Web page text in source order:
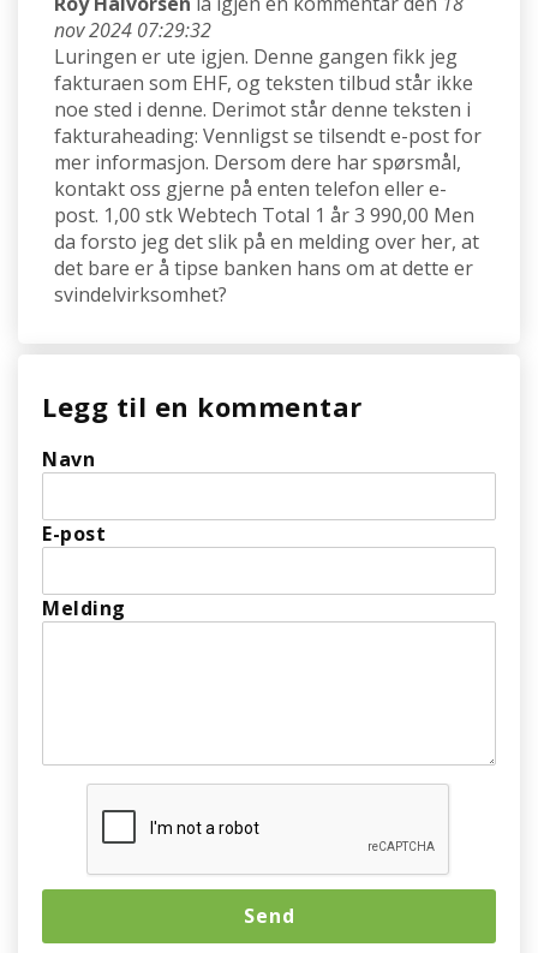
nov 2024 07:29:32
Luringen er ute igjen. Denne gangen fikk jeg
fakturaen som EHF, og teksten tilbud står ikke
noe sted i denne. Derimot står denne teksten i
fakturaheading: Vennligst se tilsendt e-post for
mer informasjon. Dersom dere har spørsmål,
kontakt oss gjerne på enten telefon eller e-
post. 1,00 stk Webtech Total 1 år 3 990,00 Men
da forsto jeg det slik på en melding over her, at
det bare er å tipse banken hans om at dette er
svindelvirksomhet?
Legg til en kommentar
Navn
E-post
Melding